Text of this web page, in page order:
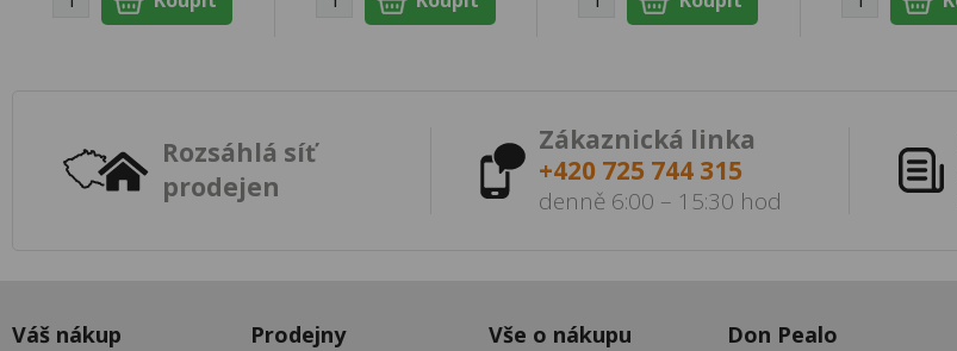
Rozsáhlá síť
prodejen
Zákaznická linka
+420 725 744 315
denně 6:00 – 15:30 hod
Váš nákup Prodejny Vše o nákupu Don Pealo